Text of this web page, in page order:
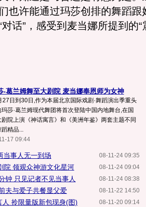
也许能通过玛莎创排的舞蹈跟
话”，感受到麦当娜所提到的“
-葛兰姆舞至大剧院 麦当娜奉恩师为女神
27日到30日,作为本届北京国际戏剧·舞蹈演出季重头
玛莎·葛兰姆现代舞团将首次登陆中国内地舞台,在国
剧院上演《神话寓言》和《美洲年鉴》两套主题不同
蹈精品...
17 09:44
08-11-24 09:35
当事人无一到场
08-11-24 09:04
院 领观众神游文化星河
08-11-24 08:38
钟 只见记者不见当事人
08-11-22 14:50
夫与爱子共餐显父爱
08-11-20 09:14
人 拎限量版新包现身(图)